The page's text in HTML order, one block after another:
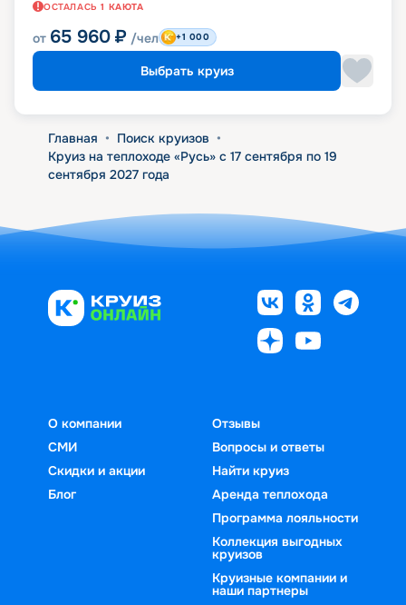
ОСТАЛАСЬ 1 КАЮТА
от 65 960 ₽ /чел +1 000
Выбрать круиз
Главная • Поиск круизов •
Круиз на теплоходе «Русь» с 17 сентября по 19
сентября 2027 года
О компании
СМИ
Скидки и акции
Блог
Отзывы
Вопросы и ответы
Найти круиз
Аренда теплохода
Программа лояльности
Коллекция выгодных
круизов
Круизные компании и
наши партнеры